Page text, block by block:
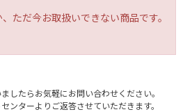
ただ今お取扱いできない商品です。
したらお気軽にお問い合わせください。
ンターよりご返答させていただきます。